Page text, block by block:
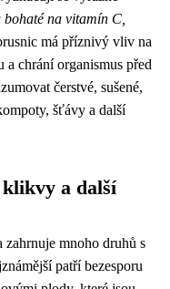
na vitamín C,
má příznivý vliv na
chrání organismus před
čerstvé, sušené,
šťávy a další
a další
mnoho druhů s
patří bezesporu